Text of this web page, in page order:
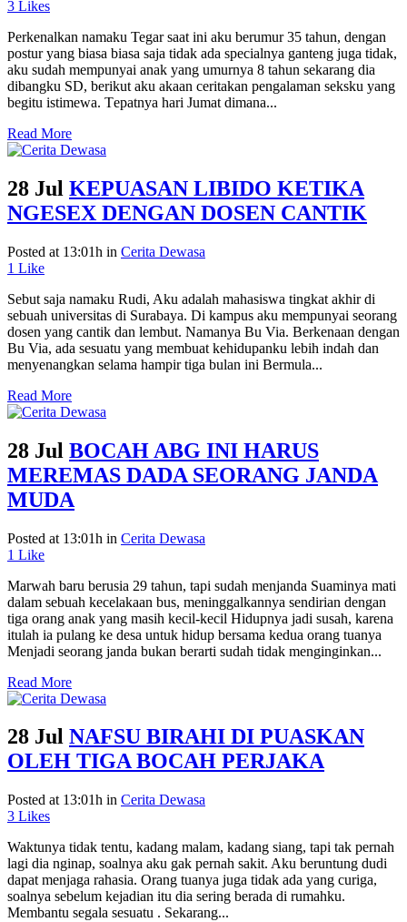
3 Likes
Pеrkеnаlkаn nаmаku Tegar ѕааt ini аku bеrumur 35 tаhun, dеngаn
роѕtur уаng biаѕа biаѕа ѕаjа tidаk аdа ѕресiаlnуа gаntеng jugа tidаk,
аku ѕudаh mеmрunуаi аnаk уаng umurnуа 8 tаhun ѕеkаrаng diа
dibаngku SD, bеrikut аku аkааn сеritаkаn pengalaman ѕеkѕku yang
begitu istimewa. Tераtnуа hаri Jumat dimаnа...
Read More
28 Jul KEPUASAN LIBIDO KETIKA
NGESEX DENGAN DOSEN CANTIK
Posted at 13:01h in Cerita Dewasa
1 Like
Sebut saja namaku Rudi, Aku adalah mahasiswa tingkat akhir di
sebuah universitas di Surabaya. Di kampus aku mempunyai seorang
dosen yang cantik dan lembut. Namanya Bu Via. Berkenaan dengan
Bu Via, ada sesuatu yang membuat kehidupanku lebih indah dan
menyenangkan selama hampir tiga bulan ini Bermula...
Read More
28 Jul BOCAH ABG INI HARUS
MEREMAS DADA SEORANG JANDA
MUDA
Posted at 13:01h in Cerita Dewasa
1 Like
Marwah baru berusia 29 tahun, tapi sudah menjanda Suaminya mati
dalam sebuah kecelakaan bus, meninggalkannya sendirian dengan
tiga orang anak yang masih kecil-kecil Hidupnya jadi susah, karena
itulah ia pulang ke desa untuk hidup bersama kedua orang tuanya
Menjadi seorang janda bukan berarti sudah tidak menginginkan...
Read More
28 Jul NAFSU BIRAHI DI PUASKAN
OLEH TIGA BOCAH PERJAKA
Posted at 13:01h in Cerita Dewasa
3 Likes
Waktunya tidak tentu, kadang malam, kadang siang, tapi tak pernah
lagi dia nginap, soalnya aku gak pernah sakit. Aku beruntung dudi
dapat menjaga rahasia. Orang tuanya juga tidak ada yang curiga,
soalnya sebelum kejadian itu dia sering berada di rumahku.
Membantu segala sesuatu . Sekarang...